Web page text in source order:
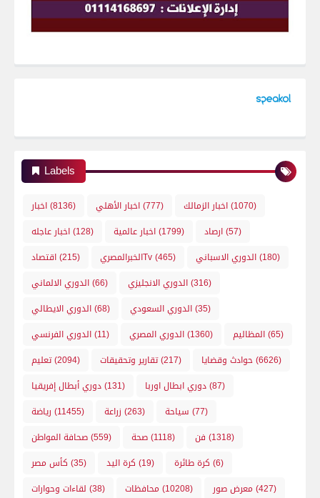
Labels
اخبار(8136) اخبار الأهلي(777) اخبار الزمالك(1070)
اخبار عاجله(128) اخبار عالمية(1799) ارصاد(57)
اقتصاد(215) الخبرالمصريTv(465) الدوري الاسباني(180)
الدوري الالماني(66) الدوري الانجليزي(316)
الدوري الايطالي(68) الدوري السعودي(35)
الدوري الفرنسي(11) الدوري المصري(1360) المظاليم(65)
تعليم(2094) تقارير وتحقيقات(217) حوادث وقضايا(6626)
دوري أبطال إفريقيا(131) دوري ابطال اوربا(87)
رياضة (11455) زراعة (263) سياحة (77)
صحافة المواطن(559) صحة(1118) فن (1318)
كأس مصر (35) كرة اليد (19) كرة طائرة (6)
لقاءات وحوارات (38) محافظات (10208) معرض صور (427)